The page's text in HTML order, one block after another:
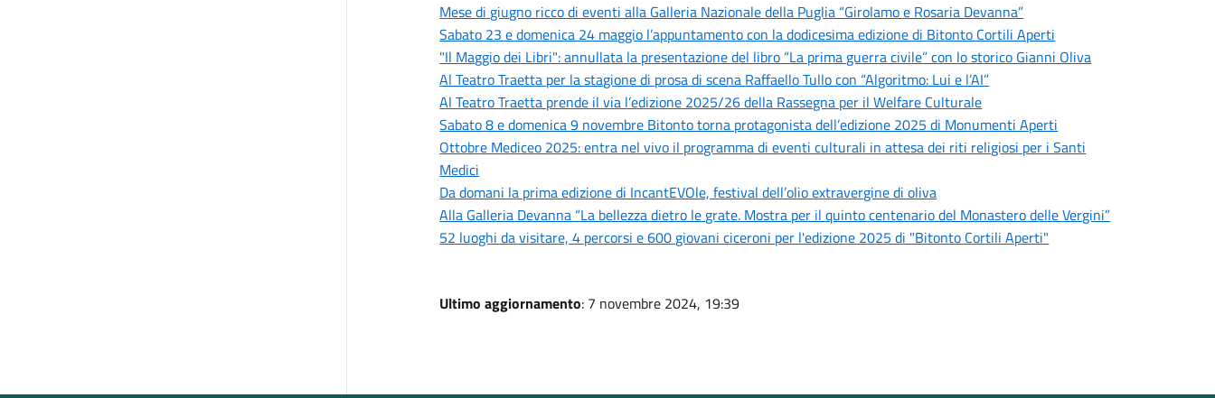
Mese di giugno ricco di eventi alla Galleria Nazionale della Puglia “Girolamo e Rosaria Devanna”
Sabato 23 e domenica 24 maggio l’appuntamento con la dodicesima edizione di Bitonto Cortili Aperti
"Il Maggio dei Libri": annullata la presentazione del libro “La prima guerra civile” con lo storico Gianni Oliva
Al Teatro Traetta per la stagione di prosa di scena Raffaello Tullo con “Algoritmo: Lui e l’AI”
Al Teatro Traetta prende il via l’edizione 2025/26 della Rassegna per il Welfare Culturale
Sabato 8 e domenica 9 novembre Bitonto torna protagonista dell’edizione 2025 di Monumenti Aperti
Ottobre Mediceo 2025: entra nel vivo il programma di eventi culturali in attesa dei riti religiosi per i Santi
Medici
Da domani la prima edizione di IncantEVOle, festival dell’olio extravergine di oliva
Alla Galleria Devanna “La bellezza dietro le grate. Mostra per il quinto centenario del Monastero delle Vergini”
52 luoghi da visitare, 4 percorsi e 600 giovani ciceroni per l'edizione 2025 di "Bitonto Cortili Aperti"
Ultimo aggiornamento: 7 novembre 2024, 19:39